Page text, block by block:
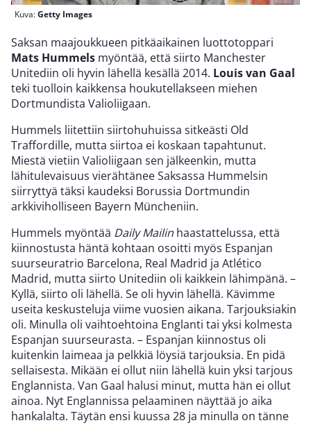
Kuva:Getty Images
Saksan maajoukkueen pitkäaikainen luottotoppari
Mats Hummels myöntää, että siirto Manchester
Unitediin oli hyvin lähellä kesällä 2014. Louis van Gaal
teki tuolloin kaikkensa houkutellakseen miehen
Dortmundista Valioliigaan.
Hummels liitettiin siirtohuhuissa sitkeästi Old
Traffordille, mutta siirtoa ei koskaan tapahtunut.
Miestä vietiin Valioliigaan sen jälkeenkin, mutta
lähitulevaisuus vierähtänee Saksassa Hummelsin
siirryttyä täksi kaudeksi Borussia Dortmundin
arkkiviholliseen Bayern Müncheniin.
Hummels myöntää Daily Mailin haastattelussa, että
kiinnostusta häntä kohtaan osoitti myös Espanjan
suurseuratrio Barcelona, Real Madrid ja Atlético
Madrid, mutta siirto Unitediin oli kaikkein lähimpänä. –
Kyllä, siirto oli lähellä. Se oli hyvin lähellä. Kävimme
useita keskusteluja viime vuosien aikana. Tarjouksiakin
oli. Minulla oli vaihtoehtoina Englanti tai yksi kolmesta
Espanjan suurseurasta. – Espanjan kiinnostus oli
kuitenkin laimeaa ja pelkkiä löysiä tarjouksia. En pidä
sellaisesta. Mikään ei ollut niin lähellä kuin yksi tarjous
Englannista. Van Gaal halusi minut, mutta hän ei ollut
ainoa. Nyt Englannissa pelaaminen näyttää jo aika
hankalalta. Täytän ensi kuussa 28 ja minulla on tänne